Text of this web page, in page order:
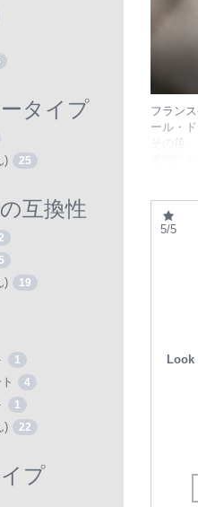
フラン
ール・
その後
め、フ
タイプ
) 25
互換性
5
) 19
1
4
1
) 22
プ
5/5
Look